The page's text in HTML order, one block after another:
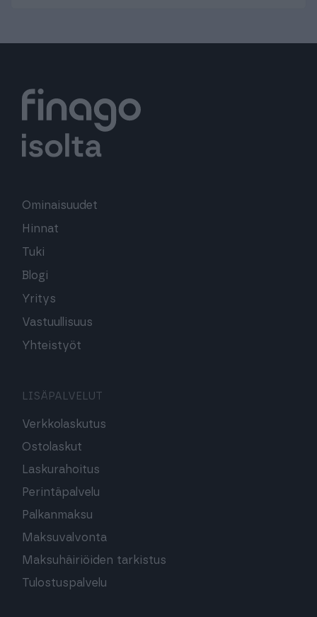
Ominaisuudet
Hinnat
Tuki
Blogi
Yritys
Vastuullisuus
Yhteistyöt
LISÄPALVELUT
Verkkolaskutus
Ostolaskut
Laskurahoitus
Perintäpalvelu
Palkanmaksu
Maksuvalvonta
Maksuhäiriöiden tarkistus
Tulostuspalvelu